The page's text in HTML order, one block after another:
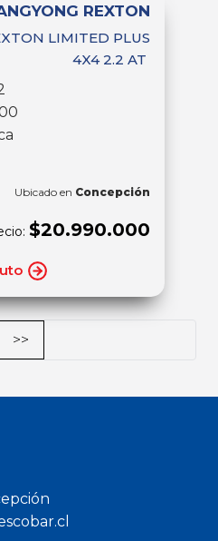
REXTON
LIMITED PLUS
4X4 2.2 AT
Ubicado en Concepción
$20.990.000
>>